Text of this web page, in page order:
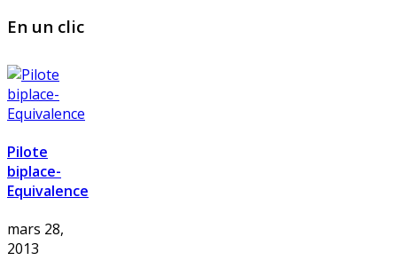
En un clic
Pilote
biplace-
Equivalence
mars 28,
2013